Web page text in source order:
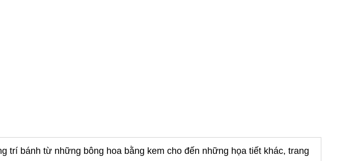
trí bánh từ những bông hoa bằng kem cho đến những họa tiết khác, trang